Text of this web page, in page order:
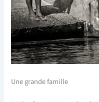
Une grande famille